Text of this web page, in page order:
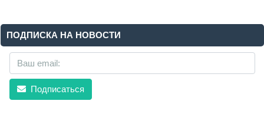
ПОДПИСКА НА НОВОСТИ
Подписаться